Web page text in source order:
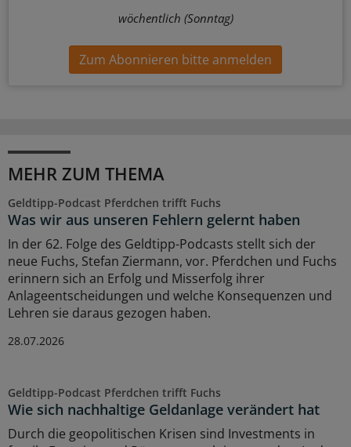
wöchentlich (Sonntag)
Zum Abonnieren bitte anmelden
MEHR ZUM THEMA
Geldtipp-Podcast Pferdchen trifft Fuchs
Was wir aus unseren Fehlern gelernt haben
In der 62. Folge des Geldtipp-Podcasts stellt sich der
neue Fuchs, Stefan Ziermann, vor. Pferdchen und Fuchs
erinnern sich an Erfolg und Misserfolg ihrer
Anlageentscheidungen und welche Konsequenzen und
Lehren sie daraus gezogen haben.
28.07.2026
Geldtipp-Podcast Pferdchen trifft Fuchs
Wie sich nachhaltige Geldanlage verändert hat
Durch die geopolitischen Krisen sind Investments in